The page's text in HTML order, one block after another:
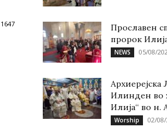
1647
Прославен
пророк
NEWS 05/08/
Архиерејска
Илинден во
Илија“ во н.
Worship 02/